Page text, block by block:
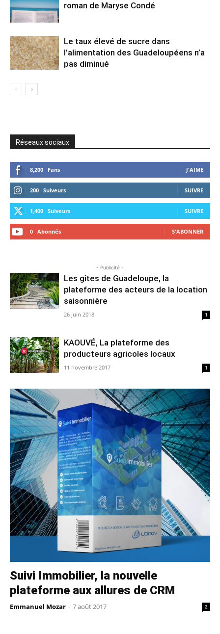
roman de Maryse Condé
Le taux élevé de sucre dans
l’alimentation des Guadeloupéens n’a
pas diminué
Réseaux sociaux
8,200 Fans J'AIME
200 Suiveurs SUIVRE
1,400 Suiveurs SUIVRE
0 Abonnés S'ABONNER
- Publicité -
Les gîtes de Guadeloupe, la
plateforme des acteurs de la location
saisonnière
26 juin 2018 1
KAOUVÉ, La plateforme des
producteurs agricoles locaux
11 novembre 2017 1
Suivi Immobilier, la nouvelle
plateforme aux allures de CRM
Emmanuel Mozar - 7 août 2017 2